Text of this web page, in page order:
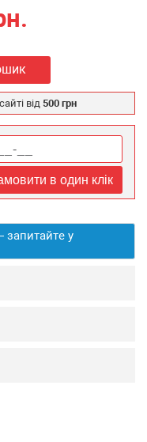
від 500 грн
в один клік
у